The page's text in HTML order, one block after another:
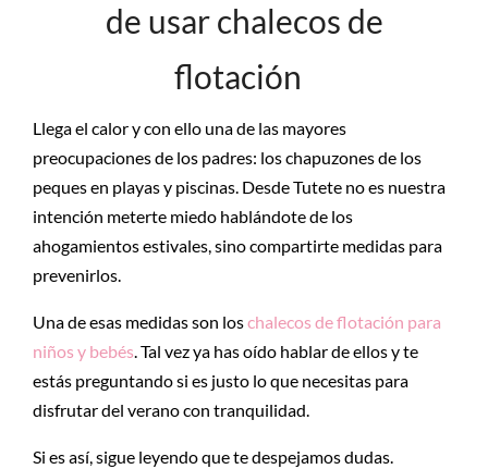
de usar chalecos de
flotación
Llega el calor y con ello una de las mayores
preocupaciones de los padres: los chapuzones de los
peques en playas y piscinas. Desde Tutete no es nuestra
intención meterte miedo hablándote de los
ahogamientos estivales, sino compartirte medidas para
prevenirlos.
Una de esas medidas son loschalecos de flotación para
niños y bebés. Tal vez ya has oído hablar de ellos y te
estás preguntando si es justo lo que necesitas para
disfrutar del verano con tranquilidad.
Si es así, sigue leyendo que te despejamos dudas.